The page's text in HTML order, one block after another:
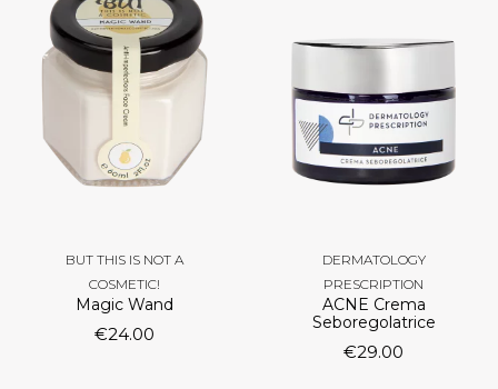
BUT THIS IS NOT A
COSMETIC!
Magic Wand
€24.00
DERMATOLOGY
PRESCRIPTION
ACNE Crema
Seboregolatrice
€29.00